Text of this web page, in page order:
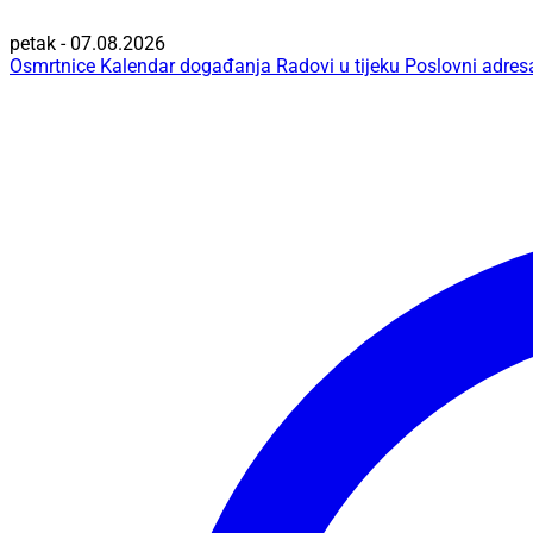
petak - 07.08.2026
Osmrtnice Kalendar događanja Radovi u tijeku Poslovni